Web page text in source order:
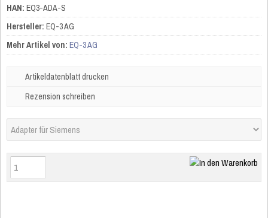
HAN: EQ3-ADA-S
Hersteller: EQ-3 AG
Mehr Artikel von: EQ-3 AG
Artikeldatenblatt drucken
Rezension schreiben